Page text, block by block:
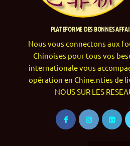
PLATEFORME DES BONNES
Nous vous connectons aux
Chinoises pour tous vos
internationale vous
opération en Chine.nties de
NOUS SUR LES